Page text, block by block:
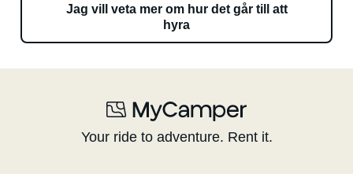
Jag vill veta mer om hur det går till att
hyra
Your ride to adventure. Rent it.